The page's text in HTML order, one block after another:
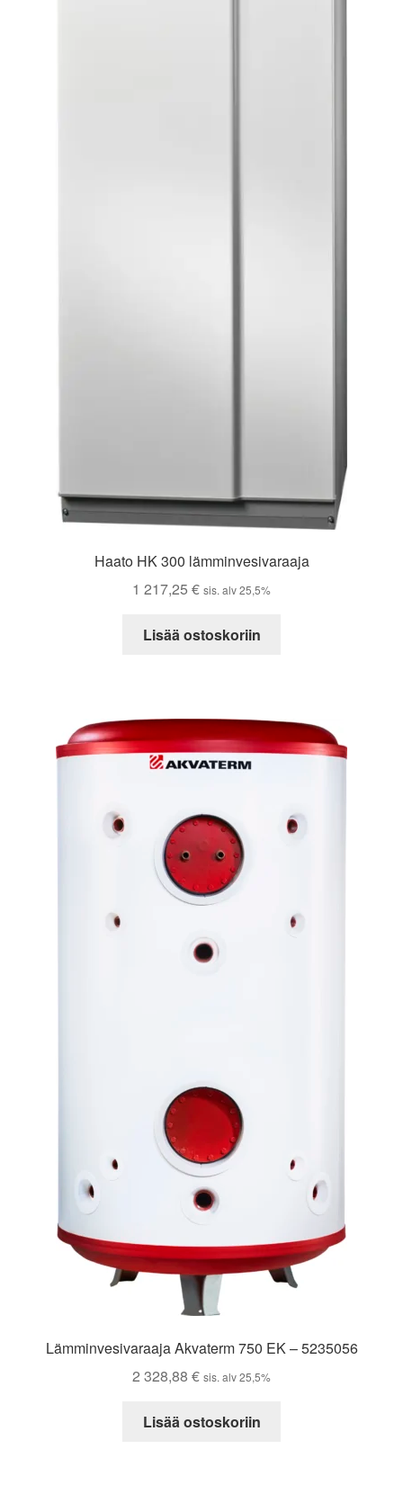
Haato HK 300 lämminvesivaraaja
1 217,25 € sis. alv 25,5%
Lisää ostoskoriin
Lämminvesivaraaja Akvaterm 750 EK – 5235056
2 328,88 € sis. alv 25,5%
Lisää ostoskoriin